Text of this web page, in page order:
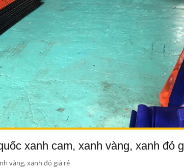
xanh cam, xanh vàng, xanh đỏ
vàng, xanh đỏ giá rẻ